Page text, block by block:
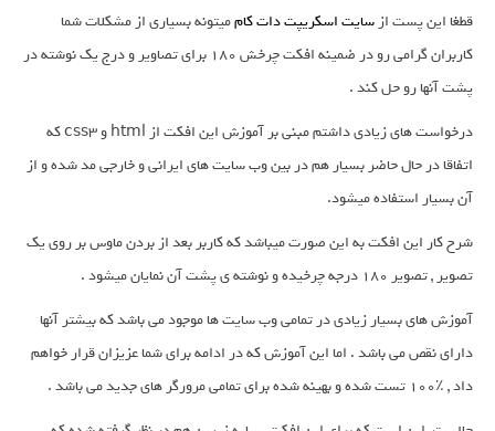
قطغا این پست ازسایت اسکریپت دات کاممیتونه بسیاری از مشکلات شما
کاربران گرامی رو در ضمینه افکت چرخش 180 برای تصاویر و درج یک نوشته در
پشت آنها رو حل کند .
درخواست های زیادی داشتم مبنی بر آموزش این افکت از html و css3 که
اتفاقا در حال حاضر بسیار هم در بین وب سایت های ایرانی و خارجی مد شده و از
آن بسیار استفاده میشود.
شرح کار این افکت به این صورت میباشد که کاربر بعد از بردن ماوس بر روی یک
تصویر , تصویر 180 درجه چرخیده و نوشته ی پشت آن نمایان میشود .
آموزش های بسیار زیادی در تمامی وب سایت ها موجود می باشد که بیشتر آنها
دارای نقص می باشد . اما این آموزش که در ادامه برای شما عزیزان قرار خواهم
داد , ٪100 تست شده و بهینه شده برای تمامی مرورگر های جدید می باشد .